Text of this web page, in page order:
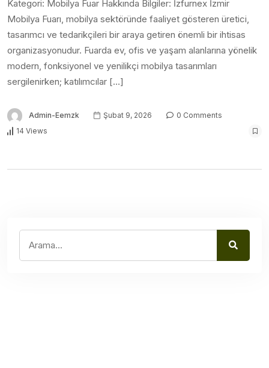
Kategori: Mobilya Fuar Hakkında Bilgiler: İzfurnex İzmir
Mobilya Fuarı, mobilya sektöründe faaliyet gösteren üretici,
tasarımcı ve tedarikçileri bir araya getiren önemli bir ihtisas
organizasyonudur. Fuarda ev, ofis ve yaşam alanlarına yönelik
modern, fonksiyonel ve yenilikçi mobilya tasarımları
sergilenirken; katılımcılar […]
Admin-Eemzk Şubat 9, 2026
0 Comments
14 Views